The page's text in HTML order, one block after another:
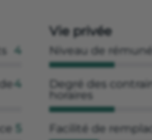
4
4
Vie privée
Niveau de
Degré des
horaires
Facilité de